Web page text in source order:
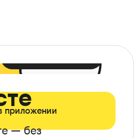
— без
приложении